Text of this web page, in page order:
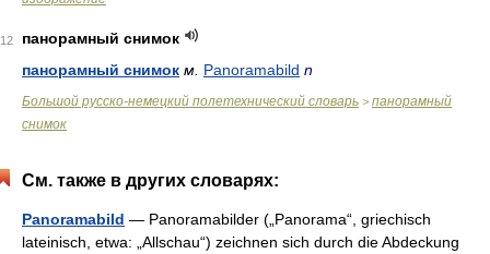
12
панорамный снимок
панорамный снимок м. Panoramabild n
Большой русско-немецкий полетехнический словарь > панорамный
снимок
См. также в других словарях:
Panoramabild — Panoramabilder („Panorama“, griechisch
lateinisch, etwa: „Allschau“) zeichnen sich durch die Abdeckung